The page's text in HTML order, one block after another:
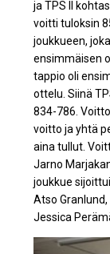
ja TPS II
voitti tuloksin
joukkueen,
ensimmäisen
tappio oli
ottelu. Siinä
834-786.
voitto ja yhtä
aina tullut.
Jarno
joukkue
Atso
Jessica